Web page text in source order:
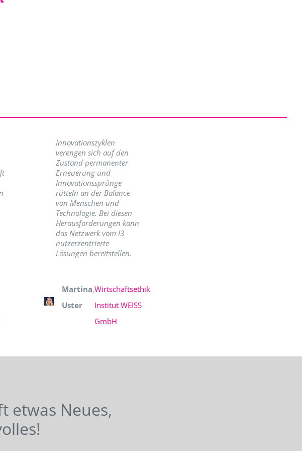
Innovationszyklen
verengen sich auf den
Zustand permanenter
Erneuerung und
Innovationssprünge
rütteln an der Balance
von Menschen und
Technologie. Bei diesen
Herausforderungen kann
das Netzwerk vom I3
nutzerzentrierte
Lösungen bereitstellen.
Martina
Uster
,Wirtschaftsethik
Institut WEISS
GmbH
etwas Neues,